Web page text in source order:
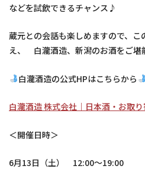
などを試飲できるチャンス♪
蔵元との会話も楽しめますので、こ
え、 白瀧酒造、新潟のお酒をご堪
白瀧酒造の公式HPはこちらから
白瀧酒造 株式会社｜日本酒・お取
＜開催日時＞
6月13日（土） 12:00～19:00